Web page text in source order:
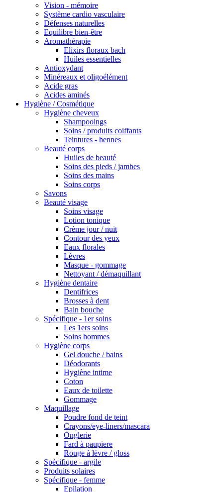
Vision - mémoire
Système cardio vasculaire
Défenses naturelles
Equilibre bien-être
Aromathérapie
Elixirs floraux bach
Huiles essentielles
Antioxydant
Minéreaux et oligoélément
Acide gras
Acides aminés
Hygiène / Cosmétique
Hygiène cheveux
Shampooings
Soins / produits coiffants
Teintures - hennes
Beauté corps
Huiles de beauté
Soins des pieds / jambes
Soins des mains
Soins corps
Savons
Beauté visage
Soins visage
Lotion tonique
Crème jour / nuit
Contour des yeux
Eaux florales
Lèvres
Masque - gommage
Nettoyant / démaquillant
Hygiène dentaire
Dentifrices
Brosses à dent
Bain bouche
Spécifique - 1er soins
Les 1ers soins
Soins hommes
Hygiène corps
Gel douche / bains
Déodorants
Hygiène intime
Coton
Eaux de toilette
Gommage
Maquillage
Poudre fond de teint
Crayons/eye-liners/mascara
Onglerie
Fard à paupiere
Rouge à lèvre / gloss
Spécifique - argile
Produits solaires
Spécifique - femme
Epilation